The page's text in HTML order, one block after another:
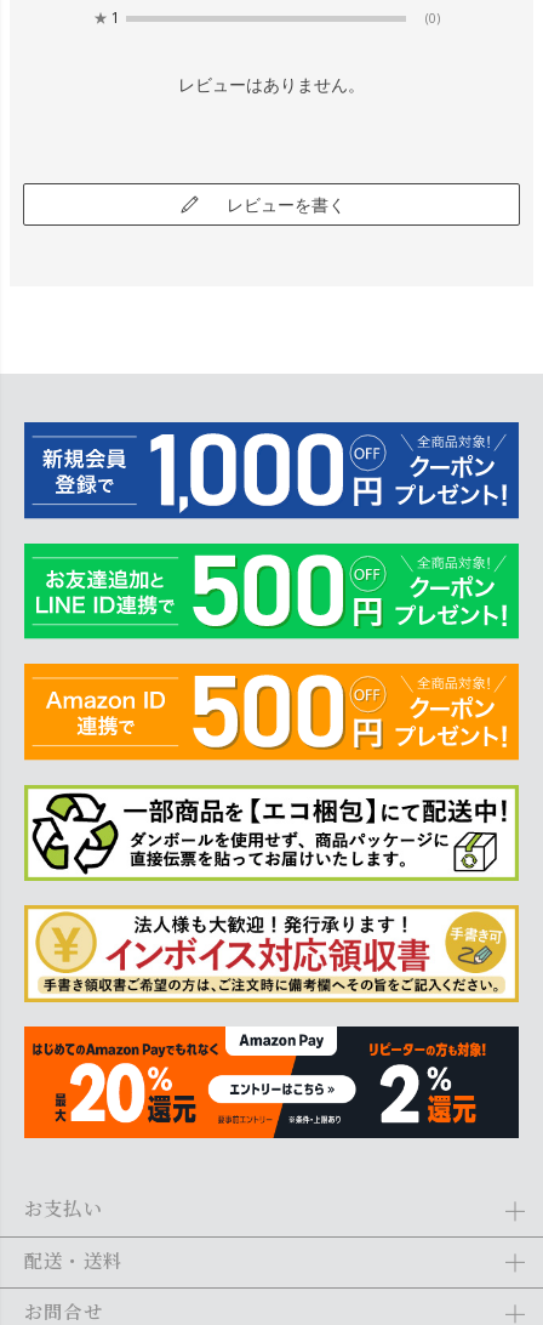
★ 1 (0)
レビューはありません。
レビューを書く
お支払い
Amazon Pay、クレジットカード、代金引換、あと払い(ペイディ)、銀
行振込がご利用になれます。詳しくはご利用ガイドをご利用くださ
い。
配送・送料
全商品送料無料
お問合せ